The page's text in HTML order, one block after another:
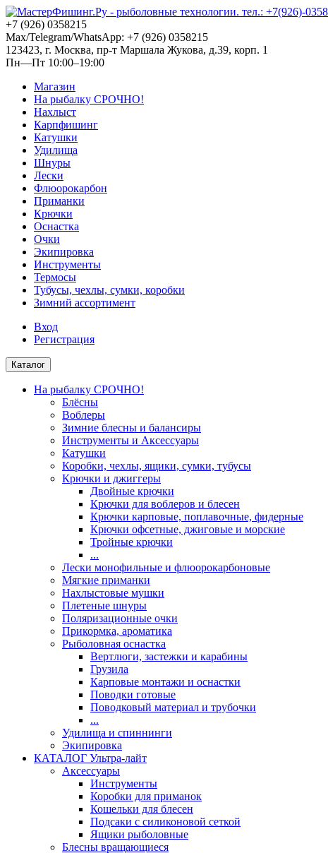
+7 (926) 0358215
Max/Telegram/WhatsApp: +7 (926) 0358215
123423, г. Москва, пр-т Маршала Жукова, д.39, корп. 1
Пн—Пт 10:00–19:00
Магазин
На рыбалку СРОЧНО!
Нахлыст
Карпфишинг
Катушки
Удилища
Шнуры
Лески
Флюорокарбон
Приманки
Крючки
Оснастка
Очки
Экипировка
Инструменты
Термосы
Тубусы, чехлы, сумки, коробки
Зимний ассортимент
Вход
Регистрация
Каталог
На рыбалку СРОЧНО!
Блёсны
Воблеры
Зимние блесны и балансиры
Инструменты и Аксессуары
Катушки
Коробки, чехлы, ящики, сумки, тубусы
Крючки и джиггеры
Двойные крючки
Крючки для воблеров и блесен
Крючки карповые, поплавочные, фидерные
Крючки офсетные, джиговые и морские
Тройные крючки
...
Лески монофильные и флюорокарбоновые
Мягкие приманки
Нахлыстовые мушки
Плетеные шнуры
Поляризационные очки
Прикормка, ароматика
Рыболовная оснастка
Вертлюги, застежки и карабины
Грузила
Карповые монтажи и оснастки
Поводки готовые
Поводковый материал и трубочки
...
Удилища и спиннинги
Экипировка
КАТАЛОГ Ультра-лайт
Аксессуары
Инструменты
Коробки для приманок
Кошельки для блесен
Подсаки с силиконовой сеткой
Ящики рыболовные
Блесны вращающиеся